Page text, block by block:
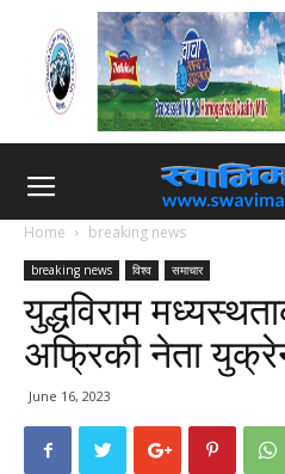
Home breaking news
breaking news विश्व समाचार
युद्धविराम
अफ्रिकी नेता
June 16, 2023